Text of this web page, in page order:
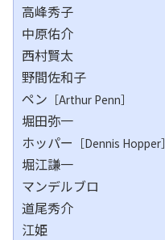
高峰秀子
中原佑介
西村賢太
野間佐和子
ペン ［Arthur Penn］
堀田弥一
ホッパー ［Dennis Hopper］
堀江謙一
マンデルブロ
道尾秀介
江姫